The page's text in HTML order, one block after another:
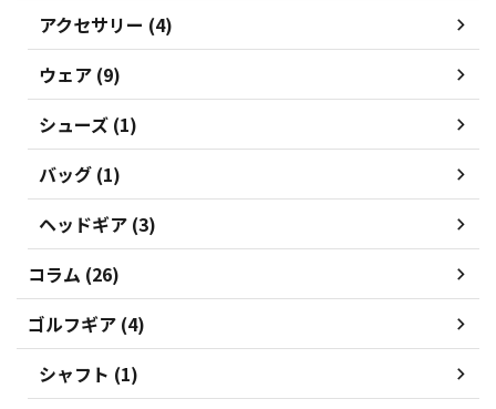
アクセサリー (4)
ウェア (9)
シューズ (1)
バッグ (1)
ヘッドギア (3)
コラム (26)
ゴルフギア (4)
シャフト (1)